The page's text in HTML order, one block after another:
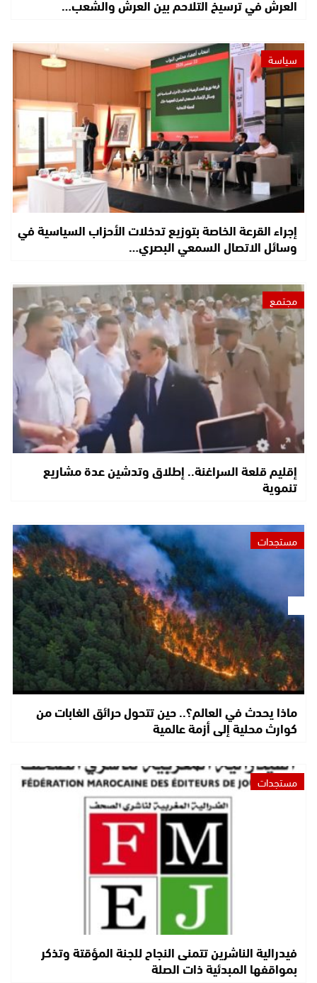
العرش في ترسيخ التلاحم بين العرش والشعب…
سياسة
إجراء القرعة الخاصة بتوزيع تدخلات الأحزاب السياسية في
وسائل الاتصال السمعي البصري…
مجتمع
إقليم قلعة السراغنة.. إطلاق وتدشين عدة مشاريع
تنموية
مستجدات
ماذا يحدث في العالم؟.. حين تتحول حرائق الغابات من
كوارث محلية إلى أزمة عالمية
مستجدات
فيدرالية الناشرين تتمنى النجاح للجنة المؤقتة وتذكر
بمواقفها المبدئية ذات الصلة